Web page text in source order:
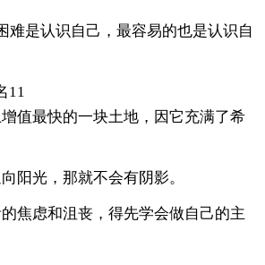
难是认识自己，最容易的也是认识自
11
值最快的一块土地，因它充满了希
阳光，那就不会有阴影。
焦虑和沮丧，得先学会做自己的主